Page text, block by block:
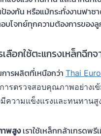
ป้องกัน หรือแม้กระทั่งงานฟา
โจทย์ทุกความต้องการของลู
ลือกใช้ตะแกรงเหล็กฉีก
ารผลิตที่เหนือกว่า Thai
ารตรวจสอบคุณภาพอย่าง
ความแข็งแรงและทนทานสู
พสูงเราใช้เหล็กกล้าเกรดพ